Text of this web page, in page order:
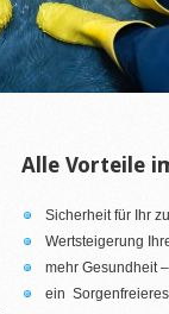
Alle Vorteile
Sicherheit für Ihr
Wertsteigerung
mehr Gesundheit
ein